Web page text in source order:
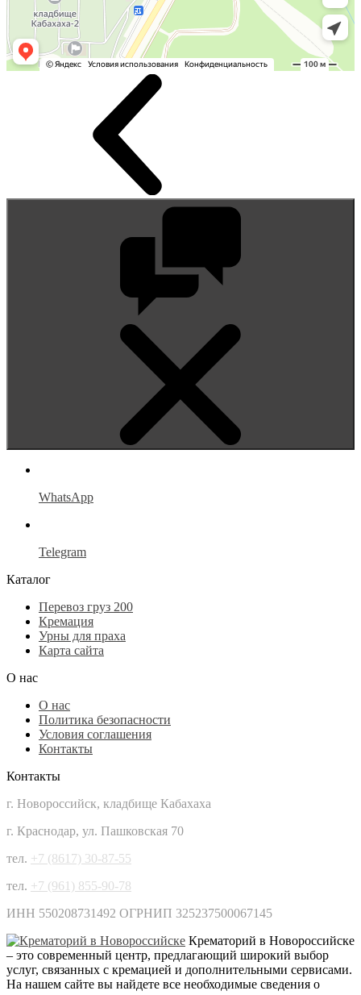
WhatsApp
Telegram
Каталог
Перевоз груз 200
Кремация
Урны для праха
Карта сайта
О нас
О нас
Политика безопасности
Условия соглашения
Контакты
Контакты
г. Новороссийск, кладбище Кабахаха
г. Краснодар, ул. Пашковская 70
тел. +7 (8617) 30-87-55
тел. +7 (961) 855-90-78
ИНН 550208731492 ОГРНИП 325237500067145
Крематорий в Новороссийске
– это современный центр, предлагающий широкий выбор
услуг, связанных с кремацией и дополнительными сервисами.
На нашем сайте вы найдете все необходимые сведения о